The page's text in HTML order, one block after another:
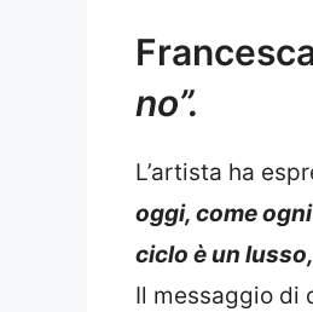
no”.
L’artista ha
oggi, come
ciclo è un
Il messaggio di